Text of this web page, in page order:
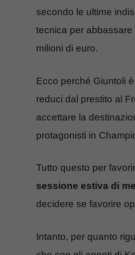
secondo le ultime
tecnica per abbassare
milioni di euro.
Ecco perché Giuntoli
reduci dal prestito al
accettare la
protagonisti in
Tutto questo per
sessione estiva di
decidere se favorire
Intanto, per quanto